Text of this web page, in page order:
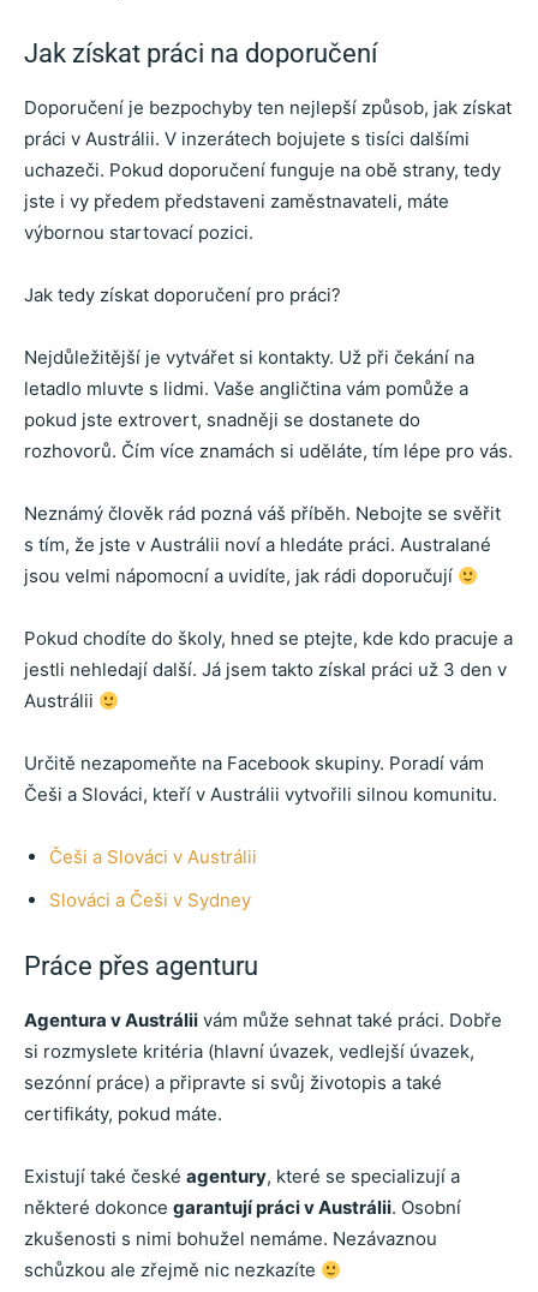
Jak získat práci na doporučení
Doporučení je bezpochyby ten nejlepší způsob, jak získat
práci v Austrálii. V inzerátech bojujete s tisíci dalšími
uchazeči. Pokud doporučení funguje na obě strany, tedy
jste i vy předem představeni zaměstnavateli, máte
výbornou startovací pozici.
Jak tedy získat doporučení pro práci?
Nejdůležitější je vytvářet si kontakty. Už při čekání na
letadlo mluvte s lidmi. Vaše angličtina vám pomůže a
pokud jste extrovert, snadněji se dostanete do
rozhovorů. Čím více znamách si uděláte, tím lépe pro vás.
Neznámý člověk rád pozná váš příběh. Nebojte se svěřit
s tím, že jste v Austrálii noví a hledáte práci. Australané
jsou velmi nápomocní a uvidíte, jak rádi doporučují
Pokud chodíte do školy, hned se ptejte, kde kdo pracuje a
jestli nehledají další. Já jsem takto získal práci už 3 den v
Austrálii
Určitě nezapomeňte na Facebook skupiny. Poradí vám
Češi a Slováci, kteří v Austrálii vytvořili silnou komunitu.
Češi a Slováci v Austrálii
Slováci a Češi v Sydney
Práce přes agenturu
Agentura v Austrálii vám může sehnat také práci. Dobře
si rozmyslete kritéria (hlavní úvazek, vedlejší úvazek,
sezónní práce) a připravte si svůj životopis a také
certifikáty, pokud máte.
Existují také české agentury, které se specializují a
některé dokonce garantují práci v Austrálii. Osobní
zkušenosti s nimi bohužel nemáme. Nezávaznou
schůzkou ale zřejmě nic nezkazíte